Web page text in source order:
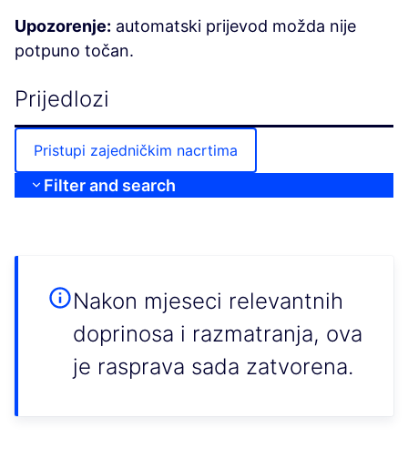
Upozorenje: automatski prijevod možda nije
potpuno točan.
Prijedlozi
Pristupi zajedničkim nacrtima
Filter and search
Nakon mjeseci relevantnih
doprinosa i razmatranja, ova
je rasprava sada zatvorena.